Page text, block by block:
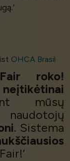
OHCA Brasil
roko!
neįtikėtinai
mūsų
. Sistema